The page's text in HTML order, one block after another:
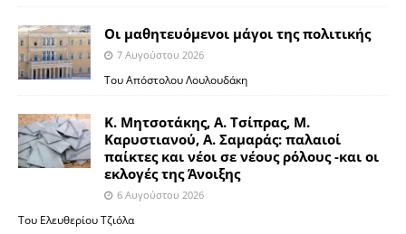
Οι μαθητευόμενοι μάγοι της πολιτικής
7 Αυγούστου 2026
Του Απόστολου Λουλουδάκη
Κ. Μητσοτάκης, Α. Τσίπρας, Μ.
Καρυστιανού, Α. Σαμαράς: παλαιοί
παίκτες και νέοι σε νέους ρόλους -και οι
εκλογές της Άνοιξης
6 Αυγούστου 2026
Του Ελευθερίου Τζιόλα